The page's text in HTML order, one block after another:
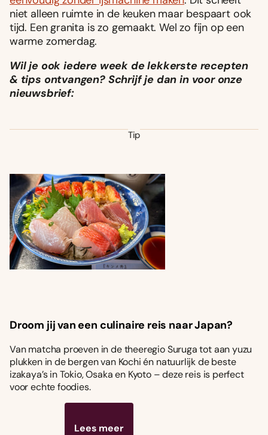
niet alleen ruimte in de keuken maar bespaart ook
tijd. Een granita is zo gemaakt. Wel zo fijn op een
warme zomerdag.
Wil je ook iedere week de lekkerste recepten
& tips ontvangen? Schrijf je dan in voor onze
nieuwsbrief:
Tip
Droom jij van een culinaire reis naar Japan?
Van matcha proeven in de theeregio Suruga tot aan yuzu
plukken in de bergen van Kochi én natuurlijk de beste
izakaya’s in Tokio, Osaka en Kyoto – deze reis is perfect
voor echte foodies.
Lees meer